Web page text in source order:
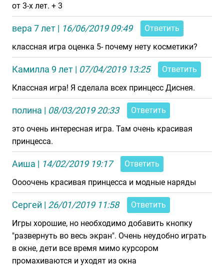
от 3-х лет. + 3
вера 7 лет | 16/06/2019 09:49
Ответить
классная игра оценка 5- почему нету косметики?
Камилла 9 лет | 07/04/2019 13:25
Ответить
Классная игра! Я сделала всех принцесс Диснея.
полина | 08/03/2019 20:33
Ответить
это очень интересная игра. Там очень красивая
принцесса.
Аиша | 14/02/2019 19:17
Ответить
Оооочень красивая принцесса и модные наряды
Сергей | 26/01/2019 11:58
Ответить
Игры хорошие, но необходимо добавить кнопку
"развернуть во весь экран". Очень неудобно играть
в окне, дети все время мимо курсором
промахиваются и уходят из окна